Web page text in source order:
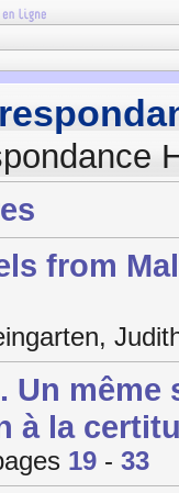
from
Un
à la
19 - 33